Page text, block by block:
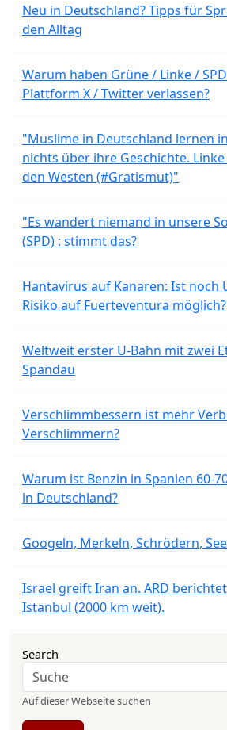
Neu in Deutschland? Tipps für
den Alltag
Warum haben Grüne / Linke /
Plattform X / Twitter verlassen?
"Muslime in Deutschland lernen
nichts über ihre Geschichte.
den Westen (#Gratismut)"
"Es wandert niemand in unsere
(SPD) : stimmt das?
Hantavirus auf Kanaren: Ist noch
Risiko auf Fuerteventura möglich?
Weltweit erster U-Bahn mit zwei
Spandau
Verschlimmbessern ist mehr
Verschlimmern?
Warum ist Benzin in Spanien 60-
in Deutschland?
Googeln, Merkeln, Schrödern,
Israel greift Iran an. ARD
Istanbul (2000 km weit).
Search
Auf dieser Webseite suchen